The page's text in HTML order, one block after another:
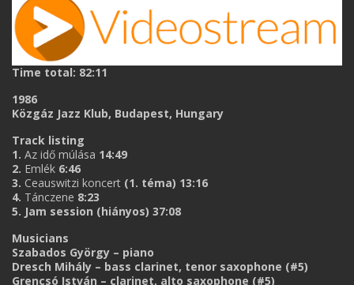
Time total: 82:11
1986
Közgáz Jazz Klub, Budapest, Hungary
Track listing
1. Az idő múlása 14:49
2. Emlék 6:46
3. Ceauswitzi koncert (1. téma) 13:16
4. Tánczene 8:23
5. Jam session (hiányos) 37:08
Musicians
Szabados György – piano
Dresch Mihály – bass clarinet, tenor saxophone (#5)
Grencsó István – clarinet, alto saxophone (#5)